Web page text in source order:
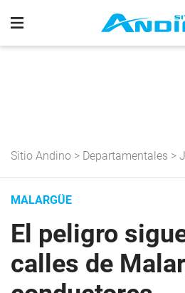
Sitio Andino > Departamentales >
MALARGÜE
El peligro
calles de